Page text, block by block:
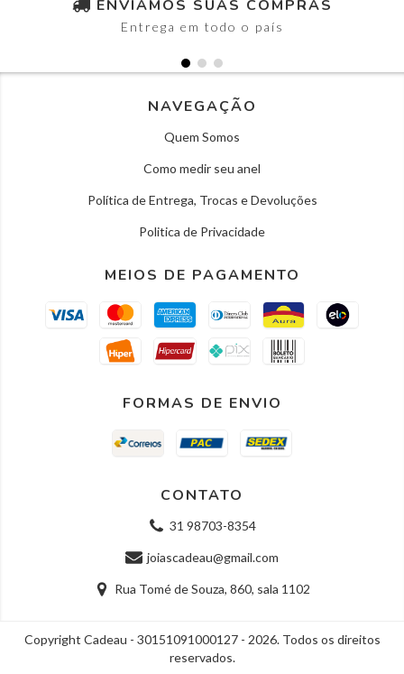
ENVIAMOS SUAS COMPRAS
Entrega em todo o país
NAVEGAÇÃO
Quem Somos
Como medir seu anel
Política de Entrega, Trocas e Devoluções
Politica de Privacidade
MEIOS DE PAGAMENTO
FORMAS DE ENVIO
CONTATO
31 98703-8354
joiascadeau@gmail.com
Rua Tomé de Souza, 860, sala 1102
Copyright Cadeau - 30151091000127 - 2026. Todos os direitos
reservados.